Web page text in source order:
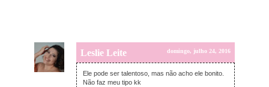
Leslie Leite domingo, julho 24, 2016
Ele pode ser talentoso, mas não acho ele bonito.
Não faz meu tipo kk